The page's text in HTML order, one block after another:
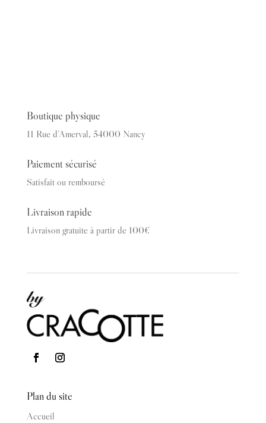
Boutique physique
11 Rue d’Amerval, 54000 Nancy
Paiement sécurisé
Satisfait ou remboursé
Livraison rapide
Livraison gratuite à partir de 100€
Plan du site
Accueil